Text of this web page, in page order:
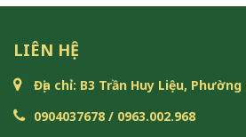
LIÊN HỆ
Địa chỉ: B3 Trần Huy Liệu, Phường
0904037678 / 0963.002.968